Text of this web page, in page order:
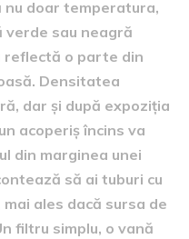
doar temperatura,
verde sau neagră
reflectă o parte din
Densitatea
dar și după expoziția
acoperiș încins va
din marginea unei
să ai tuburi cu
ales dacă sursa de
filtru simplu, o vană